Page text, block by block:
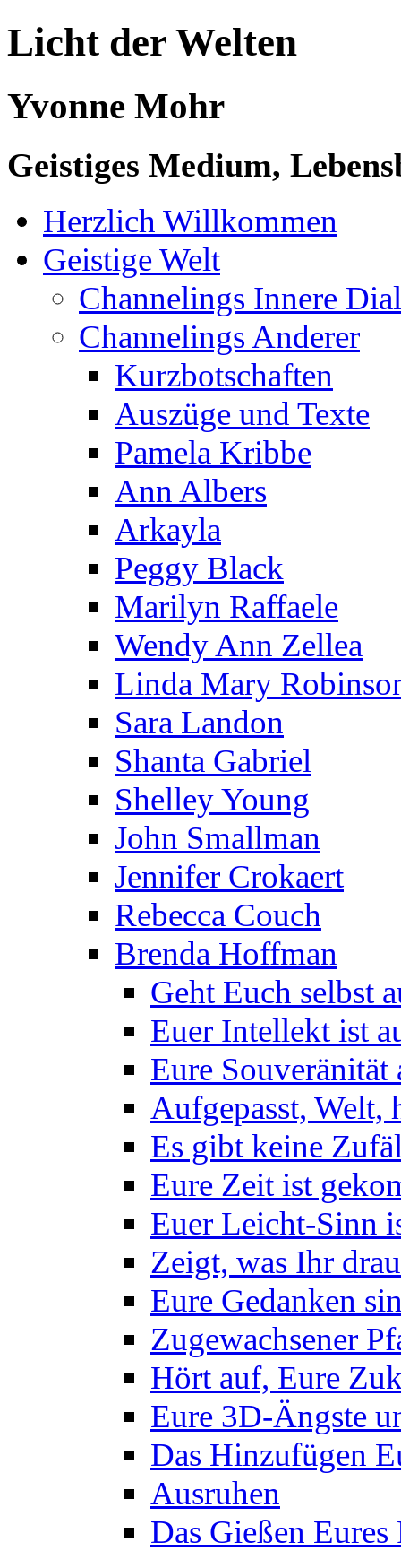
Licht der Welten
Yvonne Mohr
Geistiges Medium,
Herzlich Willkommen
Geistige Welt
Channelings Innere
Channelings Anderer
Kurzbotschaften
Auszüge und Texte
Pamela Kribbe
Ann Albers
Arkayla
Peggy Black
Marilyn Raffaele
Wendy Ann Zellea
Linda Mary
Sara Landon
Shanta Gabriel
Shelley Young
John Smallman
Jennifer Crokaert
Rebecca Couch
Brenda Hoffman
Geht Euch selbst
Euer Intellekt ist
Eure Souveränität
Aufgepasst, Welt,
Es gibt keine
Eure Zeit ist
Euer Leicht-Sinn
Zeigt, was Ihr
Eure Gedanken
Zugewachsener
Hört auf, Eure
Eure 3D-Ängste
Das Hinzufügen
Ausruhen
Das Gießen Eures